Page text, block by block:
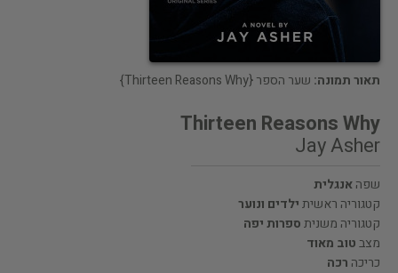
תאור תמונה: שער הספר {Thirteen Reasons Why}
Thirteen Reasons Why
Jay Asher
שפהאנגלית
קטגוריה ראשיתילדים ונוער
קטגוריה משניתספרות יפה
מצבטוב מאוד
כריכה רכה